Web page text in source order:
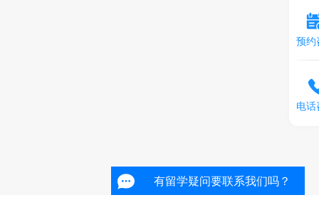
预约
电话
有留学疑问要联系我们吗？